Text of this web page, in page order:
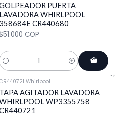
PUERTA
WHIRLPOOL
CR440680
COP
|Whirlpool
AGITADOR LAVADORA
WP3355758